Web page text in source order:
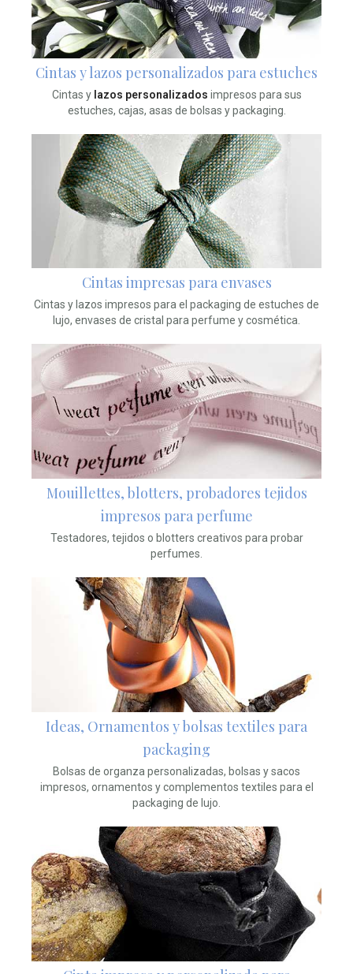
Cintas y lazos personalizados para estuches
Cintas y lazos personalizados impresos para sus
estuches, cajas, asas de bolsas y packaging.
Cintas impresas para envases
Cintas y lazos impresos para el packaging de estuches de
lujo, envases de cristal para perfume y cosmética.
Mouillettes, blotters, probadores tejidos
impresos para perfume
Testadores, tejidos o blotters creativos para probar
perfumes.
Ideas, Ornamentos y bolsas textiles para
packaging
Bolsas de organza personalizadas, bolsas y sacos
impresos, ornamentos y complementos textiles para el
packaging de lujo.